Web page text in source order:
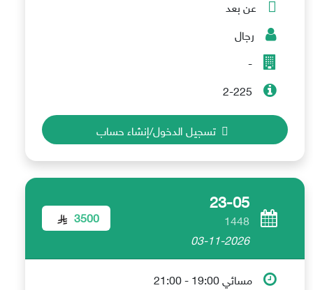
عن بعد
رجال
-
2-225
تسجيل الدخول/إنشاء حساب
23-05
1448
03-11-2026
3500
مسائي 19:00 - 21:00